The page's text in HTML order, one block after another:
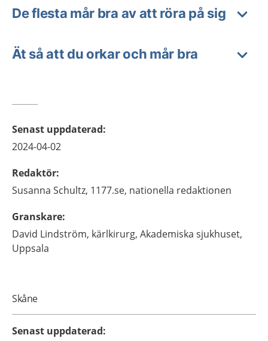
De flesta mår bra av att röra på sig
Ät så att du orkar och mår bra
Senast uppdaterad:
2024-04-02
Redaktör:
Susanna Schultz, 1177.se, nationella redaktionen
Granskare:
David Lindström, kärlkirurg, Akademiska sjukhuset,
Uppsala
Skåne
Senast uppdaterad: